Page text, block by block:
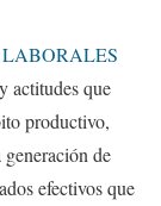
actitudes que
productivo,
de
efectivos que